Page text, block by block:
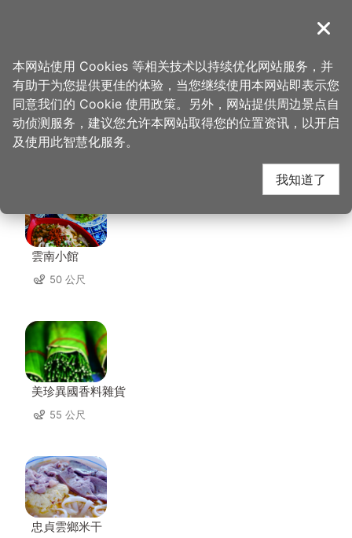
導覽
首页 > 想去的地方 > 美食、购物 > 忠贞商圈
忠贞商圈 周边店家
雲南小館
50 公尺
美珍異國香料雜貨
55 公尺
忠貞雲鄉米干
关闭
本网站使用 Cookies 等相关技术以持续优化网站服务，并
有助于为您提供更佳的体验，当您继续使用本网站即表示您
同意我们的 Cookie 使用政策。另外，网站提供周边景点自
动侦测服务，建议您允许本网站取得您的位置资讯，以开启
及使用此智慧化服务。
我知道了